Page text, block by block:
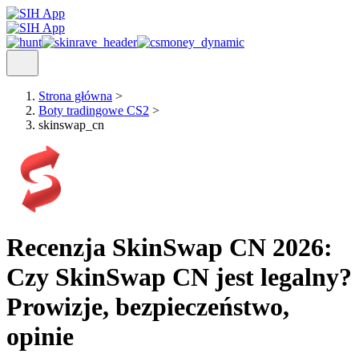
Strona główna >
Boty tradingowe CS2 >
skinswap_cn
Recenzja SkinSwap CN 2026:
Czy SkinSwap CN jest legalny?
Prowizje, bezpieczeństwo,
opinie